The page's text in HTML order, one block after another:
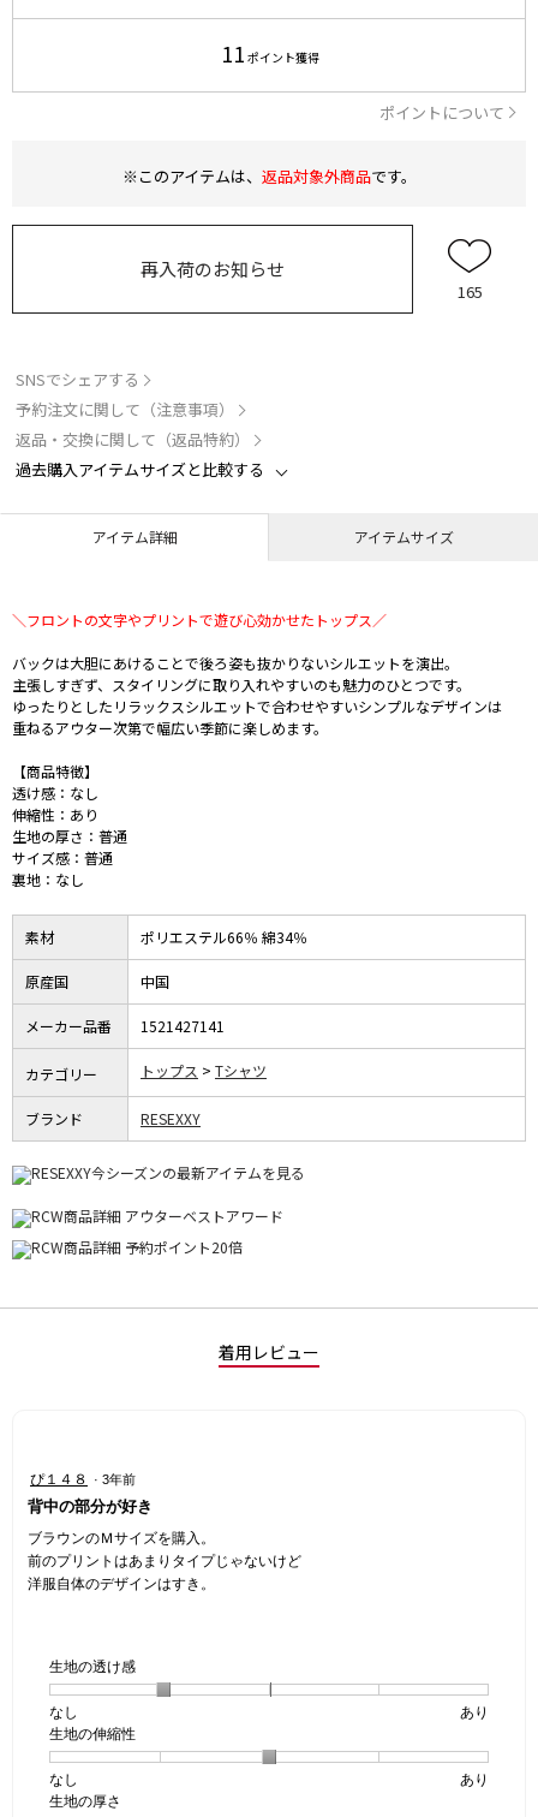
11 ポイント獲得
ポイントについて
※このアイテムは、 返品対象外商品です。
再入荷のお知らせ
165
SNSでシェアする
予約注文に関して（注意事項）
返品・交換に関して（返品特約）
過去購入アイテムサイズと比較する
アイテム詳細 アイテムサイズ
＼フロントの文字やプリントで遊び心効かせたトップス／
バックは大胆にあけることで後ろ姿も抜かりないシルエットを演出。
主張しすぎず、スタイリングに取り入れやすいのも魅力のひとつです。
ゆったりとしたリラックスシルエットで合わせやすいシンプルなデザインは
重ねるアウター次第で幅広い季節に楽しめます。
【商品特徴】
透け感：なし
伸縮性：あり
生地の厚さ：普通
サイズ感：普通
裏地：なし
素材 ポリエステル66％ 綿34％
原産国 中国
メーカー品番 1521427141
カテゴリー トップス Tシャツ
ブランド RESEXXY
着用レビュー
4
／
5
個
で
ぴ１４８ · 3年前
背中の部分が好き
ブラウンのＭサイズを購入。
前のプリントはあまりタイプじゃないけど
洋服自体のデザインはすき。
生地の透け感
なし
個
あり
評
の
生地の伸縮性
なし あり
生地の厚さ